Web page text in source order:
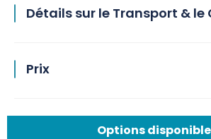
Détails sur le Transport &
Prix
Options